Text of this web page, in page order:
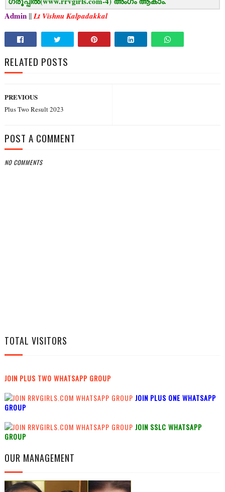
Admin||Lt Vishnu Kalpadakkal
RELATED POSTS
PREVIOUS
Plus Two Result 2023
POST A COMMENT
NO COMMENTS
TOTAL VISITORS
JOIN PLUS TWO WHATSAPP GROUP
JOIN PLUS ONE WHATSAPP
GROUP
JOIN SSLC WHATSAPP
GROUP
OUR MANAGEMENT